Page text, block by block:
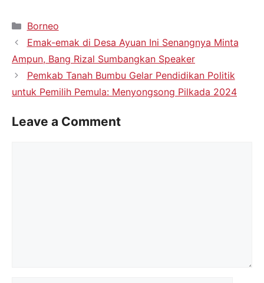
Borneo
Emak-emak di Desa Ayuan Ini Senangnya Minta
Ampun, Bang Rizal Sumbangkan Speaker
Pemkab Tanah Bumbu Gelar Pendidikan Politik
untuk Pemilih Pemula: Menyongsong Pilkada 2024
Leave a Comment